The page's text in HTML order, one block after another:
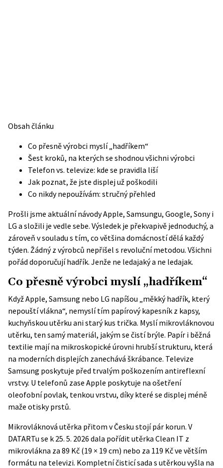
Obsah článku
Co přesně výrobci myslí „hadříkem“
Šest kroků, na kterých se shodnou všichni výrobci
Telefon vs. televize: kde se pravidla liší
Jak poznat, že jste displej už poškodili
Co nikdy nepoužívám: stručný přehled
Prošli jsme aktuální návody Apple, Samsungu, Google, Sony i
LG a složili je vedle sebe. Výsledek je překvapivě jednoduchý, a
zároveň v souladu s tím, co většina domácností dělá každý
týden. Žádný z výrobců nepřišel s revoluční metodou. Všichni
pořád doporučují hadřík. Jenže ne ledajaký a ne ledajak.
Co přesně výrobci myslí „hadříkem“
Když Apple, Samsung nebo LG napíšou „měkký hadřík, který
nepouští vlákna“, nemyslí tím papírový kapesník z kapsy,
kuchyňskou utěrku ani starý kus trička. Myslí mikrovláknovou
utěrku, ten samý materiál, jakým se čistí brýle. Papír i běžná
textilie mají na mikroskopické úrovni hrubší strukturu, která
na moderních displejích zanechává škrábance. Televize
Samsung poskytuje před trvalým poškozením antireflexní
vrstvy. U telefonů zase Apple poskytuje na ošetření
oleofobní povlak, tenkou vrstvu, díky které se displej méně
maže otisky prstů.
Mikrovláknová utěrka přitom v Česku stojí pár korun. V
DATARTu se k 25. 5. 2026 dala pořídit utěrka Clean IT z
mikrovlákna za 89 Kč (19 × 19 cm) nebo za 119 Kč ve větším
formátu na televizi. Kompletní čisticí sada s utěrkou vyšla na